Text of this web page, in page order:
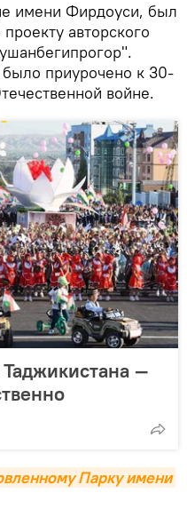
имени Фирдоуси, был
авторского
приурочено к 30-
войне.
—
Парку имени